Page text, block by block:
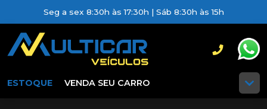
Seg a sex 8:30h às 17:30h | Sáb 8:30h às 15h
ESTOQUE VENDA SEU CARRO